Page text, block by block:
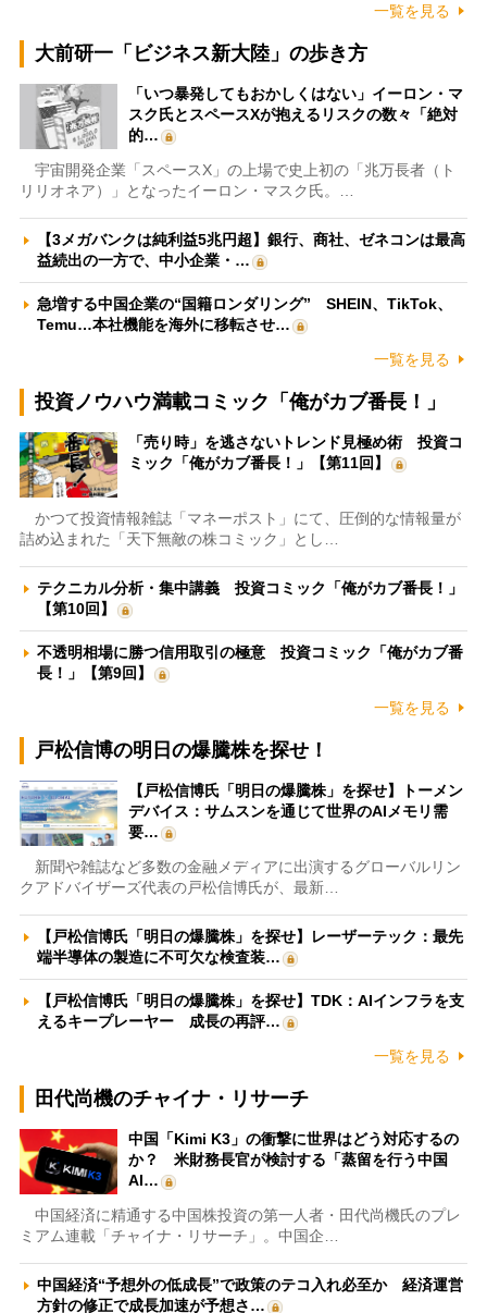
一覧を見る
大前研一「ビジネス新大陸」の歩き方
「いつ暴発してもおかしくはない」イーロン・マ
スク氏とスペースXが抱えるリスクの数々「絶対
的…
宇宙開発企業「スペースX」の上場で史上初の「兆万長者（ト
リリオネア）」となったイーロン・マスク氏。…
【3メガバンクは純利益5兆円超】銀行、商社、ゼネコンは最高
益続出の一方で、中小企業・…
急増する中国企業の“国籍ロンダリング” SHEIN、TikTok、
Temu…本社機能を海外に移転させ…
一覧を見る
投資ノウハウ満載コミック「俺がカブ番長！」
「売り時」を逃さないトレンド見極め術 投資コ
ミック「俺がカブ番長！」【第11回】
かつて投資情報雑誌「マネーポスト」にて、圧倒的な情報量が
詰め込まれた「天下無敵の株コミック」とし…
テクニカル分析・集中講義 投資コミック「俺がカブ番長！」
【第10回】
不透明相場に勝つ信用取引の極意 投資コミック「俺がカブ番
長！」【第9回】
一覧を見る
戸松信博の明日の爆騰株を探せ！
【戸松信博氏「明日の爆騰株」を探せ】トーメン
デバイス：サムスンを通じて世界のAIメモリ需
要…
新聞や雑誌など多数の金融メディアに出演するグローバルリン
クアドバイザーズ代表の戸松信博氏が、最新…
【戸松信博氏「明日の爆騰株」を探せ】レーザーテック：最先
端半導体の製造に不可欠な検査装…
【戸松信博氏「明日の爆騰株」を探せ】TDK：AIインフラを支
えるキープレーヤー 成長の再評…
一覧を見る
田代尚機のチャイナ・リサーチ
中国「Kimi K3」の衝撃に世界はどう対応するの
か？ 米財務長官が検討する「蒸留を行う中国
AI…
中国経済に精通する中国株投資の第一人者・田代尚機氏のプレ
ミアム連載「チャイナ・リサーチ」。中国企…
中国経済“予想外の低成長”で政策のテコ入れ必至か 経済運営
方針の修正で成長加速が予想さ…